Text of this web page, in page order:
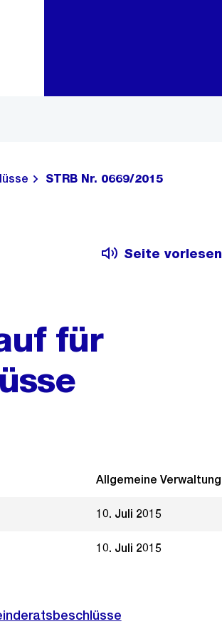
STRB Nr. 0669/2015
Seite vorlesen
für
Allgemeine Verwaltung
10. Juli 2015
10. Juli 2015